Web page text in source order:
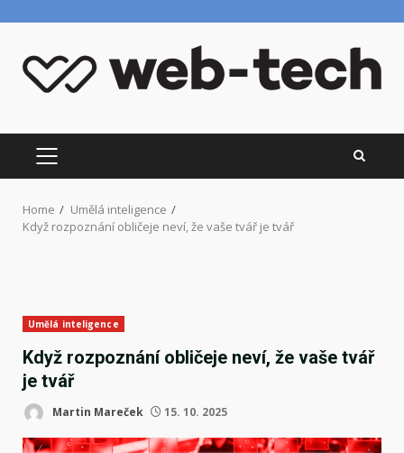
content
PRIMARY
MENU
Home
Umělá inteligence
Když rozpoznání obličeje neví, že vaše tvář je tvář
Umělá inteligence
Když rozpoznání obličeje neví, že vaše tvář
je tvář
Martin Mareček 15. 10. 2025